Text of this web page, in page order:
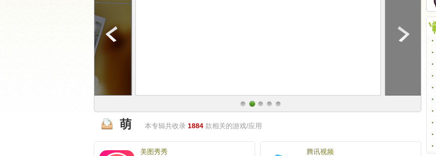
萌 本专辑共收录 1884 款相关的游戏/应用
美图秀秀 腾讯视频